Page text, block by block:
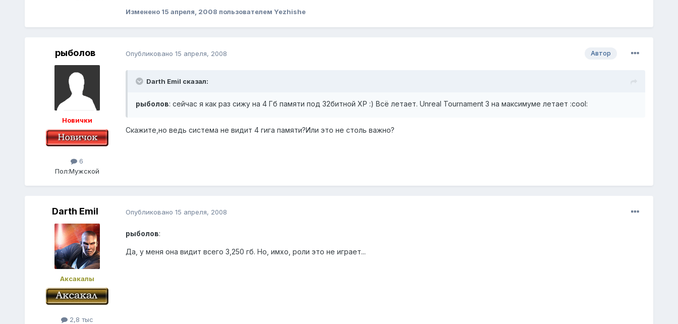
Изменено 15 апреля, 2008 пользователем Yezhishe
рыболов
Новички
6
Пол:Мужской
Автор
Опубликовано 15 апреля, 2008
Darth Emil сказал:
рыболов: сейчас я как раз сижу на 4 Гб памяти под 32битной ХР :) Всё летает. Unreal Tournament 3 на максимуме летает :cool:
Скажите,но ведь система не видит 4 гига памяти?Или это не столь важно?
Darth Emil
Аксакалы
2,8 тыс
Опубликовано 15 апреля, 2008
рыболов:
Да, у меня она видит всего 3,250 гб. Но, имхо, роли это не играет...